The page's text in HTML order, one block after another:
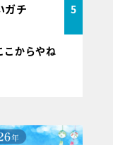
ガチ 5
こからやね